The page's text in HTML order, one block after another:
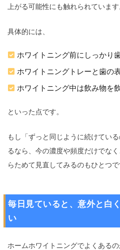
上がる可能性にも触れられています
具体的には、
ホワイトニング前にしっかり
ホワイトニングトレーと歯の
ホワイトニング中は飲み物を
といった点です。
もし「ずっと同じように続けてい
るなら、今の濃度や頻度だけでな
らためて見直してみるのもひとつで
毎日見ていると、意外と白
い
ホームホワイトニングでよくある